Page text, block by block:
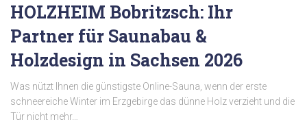
HOLZHEIM Bobritzsch: Ihr
Partner für Saunabau &
Holzdesign in Sachsen 2026
Was nützt Ihnen die günstigste Online-Sauna, wenn der erste
schneereiche Winter im Erzgebirge das dünne Holz verzieht und die
Tür nicht mehr…